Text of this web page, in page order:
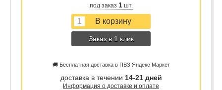
под заказ 1шт.
Заказ в 1 клик
🚚 Бесплатная доставка в ПВЗ Яндекс Маркет
доставка в течении 14-21 дней
Информация о доставке и оплате